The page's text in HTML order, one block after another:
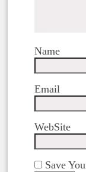
Name
Email
WebSite
Save